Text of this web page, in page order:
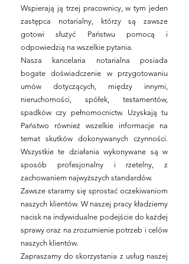
Wspierają ją trzej pracownicy, w tym jeden
zastępca notarialny, którzy są zawsze
gotowi służyć Państwu pomocą i
odpowiedzią na wszelkie pytania.
Nasza kancelaria notarialna posiada
bogate doświadczenie w przygotowaniu
umów dotyczących, między innymi,
nieruchomości, spółek, testamentów,
spadków czy pełnomocnictw. Uzyskają tu
Państwo również wszelkie informacje na
temat skutków dokonywanych czynności.
Wszystkie te działania wykonywane są w
sposób profesjonalny i rzetelny, z
zachowaniem najwyższych standardów.
Zawsze staramy się sprostać oczekiwaniom
naszych klientów. W naszej pracy kładziemy
nacisk na indywidualne podejście do każdej
sprawy oraz na zrozumienie potrzeb i celów
naszych klientów.
Zapraszamy do skorzystania z usług naszej